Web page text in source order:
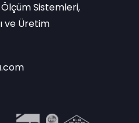
Sistemleri,
ve Üretim